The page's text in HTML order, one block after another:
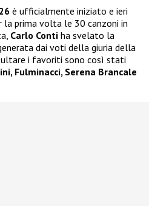
è ufficialmente iniziato e ieri
prima volta le 30 canzoni in
Carlo Conti ha svelato la
dai voti della giuria della
i favoriti sono così stati
Fulminacci, Serena Brancale